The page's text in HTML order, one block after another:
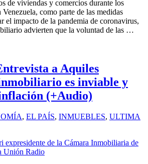
de viviendas y comercios durante los
Venezuela, como parte de las medidas
el impacto de la pandemia de coronavirus,
advierten que la voluntad de las …
a Aquiles
es inviable y
(+Audio)
, EL PAÍS, INMUEBLES, ULTIMA